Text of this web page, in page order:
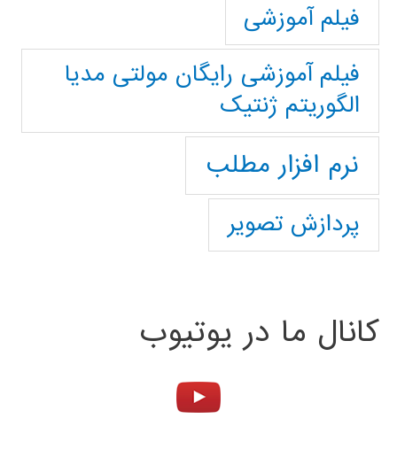
فیلم آموزشی
فیلم آموزشی رایگان مولتی مدیا
الگوریتم ژنتیک
نرم افزار مطلب
پردازش تصویر
کانال ما در یوتیوب